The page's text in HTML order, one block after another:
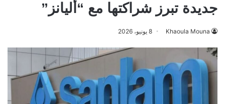
جديدة تبرز شراكتها مع “أليانز”
Khaoula Mouna 8 يونيو، 2026